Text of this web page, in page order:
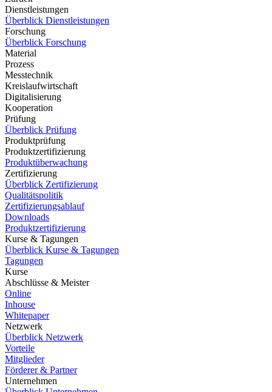
Dienstleistungen
Überblick Dienstleistungen
Forschung
Überblick Forschung
Material
Prozess
Messtechnik
Kreislaufwirtschaft
Digitalisierung
Kooperation
Prüfung
Überblick Prüfung
Produktprüfung
Produktzertifizierung
Produktüberwachung
Zertifizierung
Überblick Zertifizierung
Qualitätspolitik
Zertifizierungsablauf
Downloads
Produktzertifizierung
Kurse & Tagungen
Überblick Kurse & Tagungen
Tagungen
Kurse
Abschlüsse & Meister
Online
Inhouse
Whitepaper
Netzwerk
Überblick Netzwerk
Vorteile
Mitglieder
Förderer & Partner
Unternehmen